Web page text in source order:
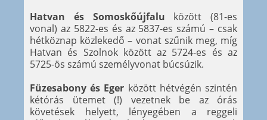
Hatvan és Somoskőújfalu között (81-es
vonal) az 5822-es és az 5837-es számú – csak
hétköznap közlekedő – vonat szűnik meg, míg
Hatvan és Szolnok között az 5724-es és az
5725-ös számú személyvonat búcsúzik.
Füzesabony és Eger között hétvégén szintén
kétórás ütemet (!) vezetnek be az órás
követések helyett, lényegében a reggeli